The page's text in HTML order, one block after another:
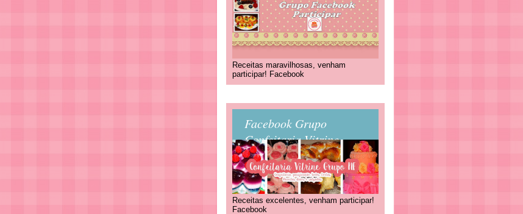
Receitas maravilhosas, venham
participar! Facebook
Facebook Grupo
Confeitaria Vitrine
Receitas excelentes, venham participar!
Facebook